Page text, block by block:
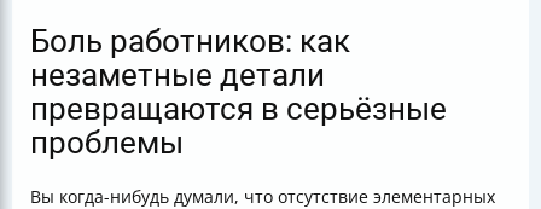
Боль работников: как
незаметные детали
превращаются в серьёзные
проблемы
Вы когда-нибудь думали, что отсутствие элементарных